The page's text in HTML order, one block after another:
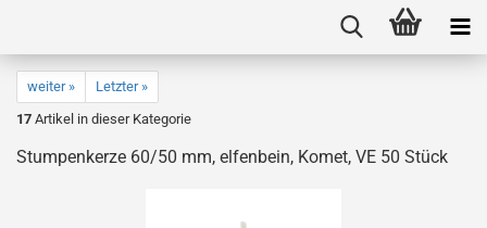
weiter »
Letzter »
17 Artikel in dieser Kategorie
Stumpenkerze 60/50 mm, elfenbein, Komet, VE 50 Stück